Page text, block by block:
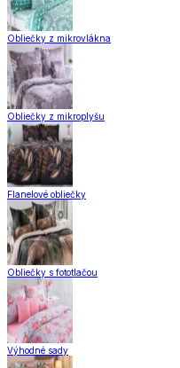
Obliečky z mikrovlákna
Obliečky z mikroplyšu
Flanelové obliečky
Obliečky s fototlačou
Výhodné sady